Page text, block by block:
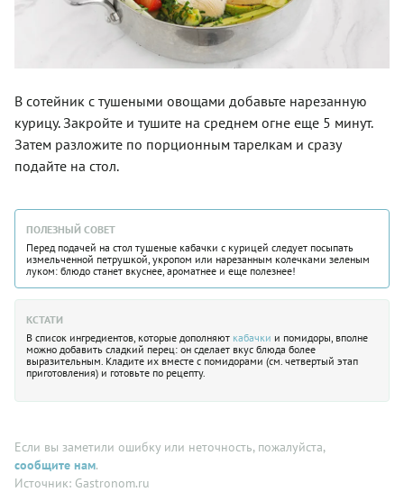
В сотейник с тушеными овощами добавьте нарезанную
курицу. Закройте и тушите на среднем огне еще 5 минут.
Затем разложите по порционным тарелкам и сразу
подайте на стол.
ПОЛЕЗНЫЙ СОВЕТ
Перед подачей на стол тушеные кабачки с курицей следует посыпать
измельченной петрушкой, укропом или нарезанным колечками зеленым
луком: блюдо станет вкуснее, ароматнее и еще полезнее!
КСТАТИ
В список ингредиентов, которые дополняют кабачки и помидоры, вполне
можно добавить сладкий перец: он сделает вкус блюда более
выразительным. Кладите их вместе с помидорами (см. четвертый этап
приготовления) и готовьте по рецепту.
Если вы заметили ошибку или неточность, пожалуйста,
сообщите нам.
Источник: Gastronom.ru